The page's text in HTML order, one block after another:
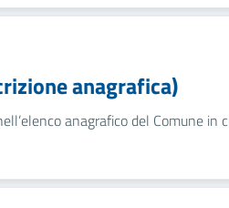
anagrafica)
anagrafico del Comune in